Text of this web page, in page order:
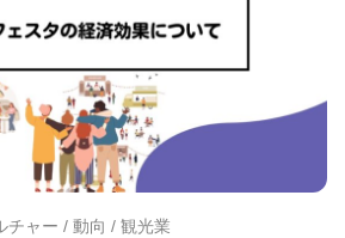
チャー / 動向 / 観光業